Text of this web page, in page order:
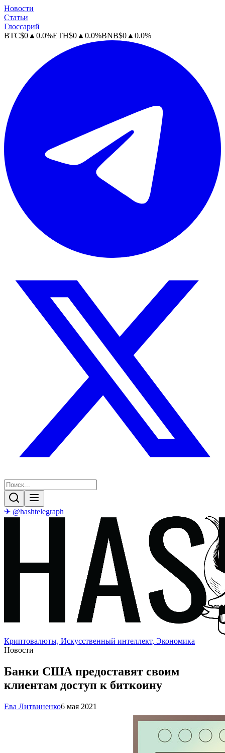
Новости
Статьи
Глоссарий
BTC$0 ▲ 0.0%ETH$0 ▲ 0.0%BNB$0 ▲ 0.0%
✈ @hashtelegraph
Криптовалюты, Искусственный интеллект, Экономика
Новости
Банки США предоставят своим
клиентам доступ к биткоину
Ева Литвиненко6 мая 2021